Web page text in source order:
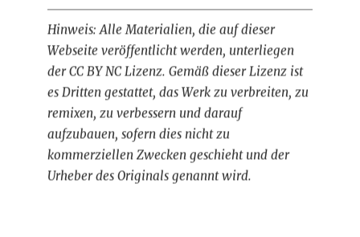
Hinweis: Alle Materialien, die auf dieser
Webseite veröffentlicht werden, unterliegen
der CC BY NC Lizenz. Gemäß dieser Lizenz ist
es Dritten gestattet, das Werk zu verbreiten, zu
remixen, zu verbessern und darauf
aufzubauen, sofern dies nicht zu
kommerziellen Zwecken geschieht und der
Urheber des Originals genannt wird.